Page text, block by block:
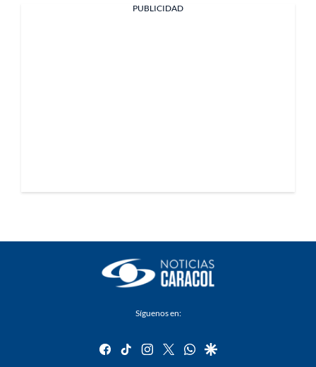
PUBLICIDAD
Síguenos en:
facebook
tiktok instagram
twitterwhatsapp
google